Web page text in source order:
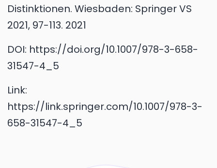
Distinktionen. Wiesbaden: Springer VS
2021, 97-113. 2021
DOI: https://doi.org/10.1007/978-3-658-
31547-4_5
Link:
https://link.springer.com/10.1007/978-3-
658-31547-4_5